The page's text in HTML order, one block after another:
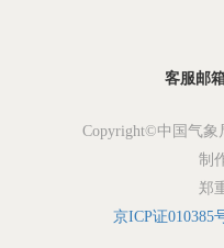
客服邮
Copyright©中国气象
制
郑
京ICP证010385